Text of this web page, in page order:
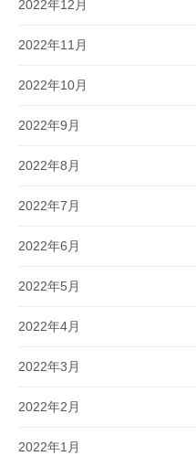
2022年12月
2022年11月
2022年10月
2022年9月
2022年8月
2022年7月
2022年6月
2022年5月
2022年4月
2022年3月
2022年2月
2022年1月